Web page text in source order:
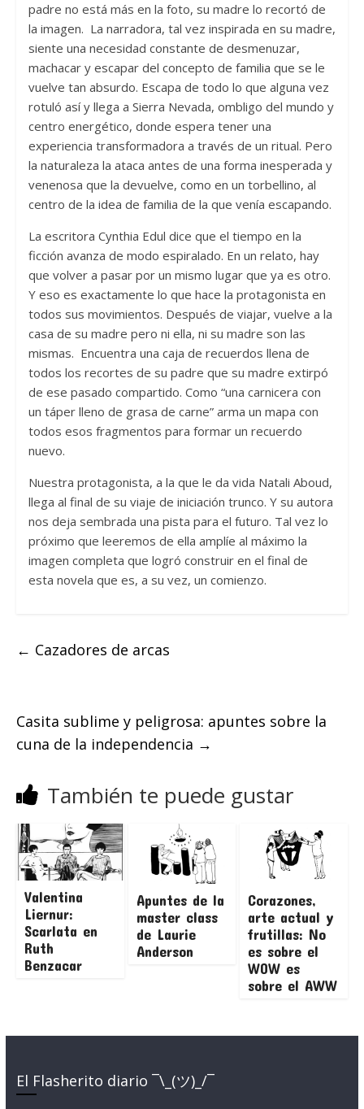
padre no está más en la foto, su madre lo recortó de
la imagen. La narradora, tal vez inspirada en su madre,
siente una necesidad constante de desmenuzar,
machacar y escapar del concepto de familia que se le
vuelve tan absurdo. Escapa de todo lo que alguna vez
rotuló así y llega a Sierra Nevada, ombligo del mundo y
centro energético, donde espera tener una
experiencia transformadora a través de un ritual. Pero
la naturaleza la ataca antes de una forma inesperada y
venenosa que la devuelve, como en un torbellino, al
centro de la idea de familia de la que venía escapando.
La escritora Cynthia Edul dice que el tiempo en la
ficción avanza de modo espiralado. En un relato, hay
que volver a pasar por un mismo lugar que ya es otro.
Y eso es exactamente lo que hace la protagonista en
todos sus movimientos. Después de viajar, vuelve a la
casa de su madre pero ni ella, ni su madre son las
mismas. Encuentra una caja de recuerdos llena de
todos los recortes de su padre que su madre extirpó
de ese pasado compartido. Como “una carnicera con
un táper lleno de grasa de carne” arma un mapa con
todos esos fragmentos para formar un recuerdo
nuevo.
Nuestra protagonista, a la que le da vida Natali Aboud,
llega al final de su viaje de iniciación trunco. Y su autora
nos deja sembrada una pista para el futuro. Tal vez lo
próximo que leeremos de ella amplíe al máximo la
imagen completa que logró construir en el final de
esta novela que es, a su vez, un comienzo.
← Cazadores de arcas
Casita sublime y peligrosa: apuntes sobre la
cuna de la independencia →
También te puede gustar
Valentina
Liernur:
Scarlata en
Ruth
Benzacar
Apuntes de la
master class
de Laurie
Anderson
Corazones,
arte actual y
frutillas: No
es sobre el
WOW es
sobre el AWW
El Flasherito diario ¯\_(ツ)_/¯